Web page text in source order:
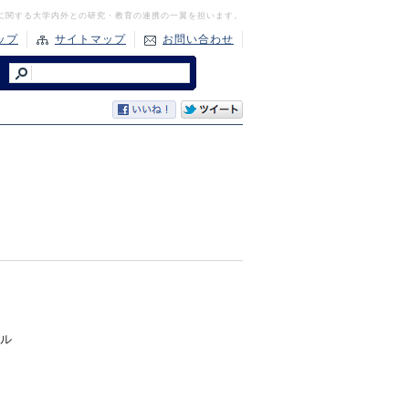
関する大学内外との研究・教育の連携の一翼を担います。
プ サイトマップ お問い合わせ